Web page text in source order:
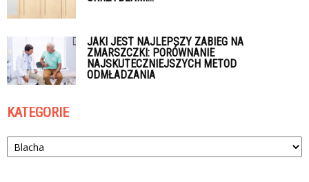
JAKI JEST NAJLEPSZY ZABIEG NA
ZMARSZCZKI: PORÓWNANIE
NAJSKUTECZNIEJSZYCH METOD
ODMŁADZANIA
KATEGORIE
Kategorie